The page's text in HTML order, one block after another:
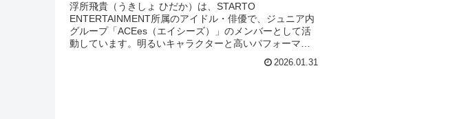
浮所飛貴（うきしょ ひだか）は、STARTO
ENTERTAINMENT所属のアイドル・俳優で、ジュニア内
グループ「ACEes（エイシーズ）」のメンバーとして活
動しています。明るいキャラクターと高いパフォーマン
2026.01.31